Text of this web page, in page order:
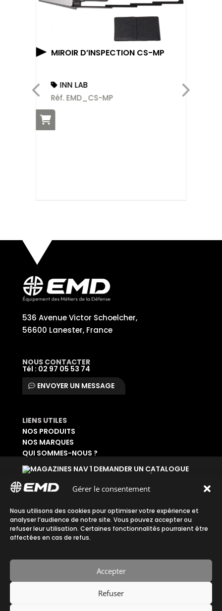
Gérer le consentement
Nous utilisons des cookies pour optimiser votre expérience et
analyser l’audience de notre site. Vous pouvez accepter ou
refuser leur utilisation. Certaines fonctionnalités pourraient être
affectées en cas de refus.
Accepter
Refuser
MIROIR D’INSPECTION CS-MP
INN LAB
Réf. EMD_CS-MP
536 Avenue Victor Schoelcher,
56600 Lanester, France
NOUS CONTACTER
Tél : 02 97 05 53 74
ENVOYER UN MESSAGE
LIENS UTILES
NOS PRODUITS
NOS MARQUES
QUI SOMMES-NOUS ?
DEMANDER UN CATALOGUE
DEMANDER UN ACCÈS ADMINISTRATIF
Accueil| Plan du site|Mentions légales|
Confidentialité|CGV
Fait avec ♡ en Bretagne par
Breizh tandem